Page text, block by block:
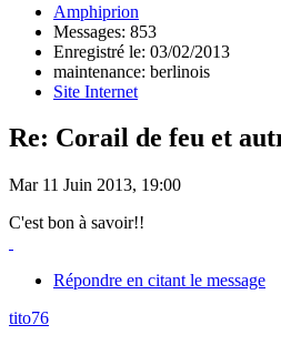
Amphiprion
Messages: 853
Enregistré le: 03/02/2013
maintenance: berlinois
Site Internet
Re: Corail de feu et
Mar 11 Juin 2013, 19:00
C'est bon à savoir!!
Répondre en citant le message
tito76